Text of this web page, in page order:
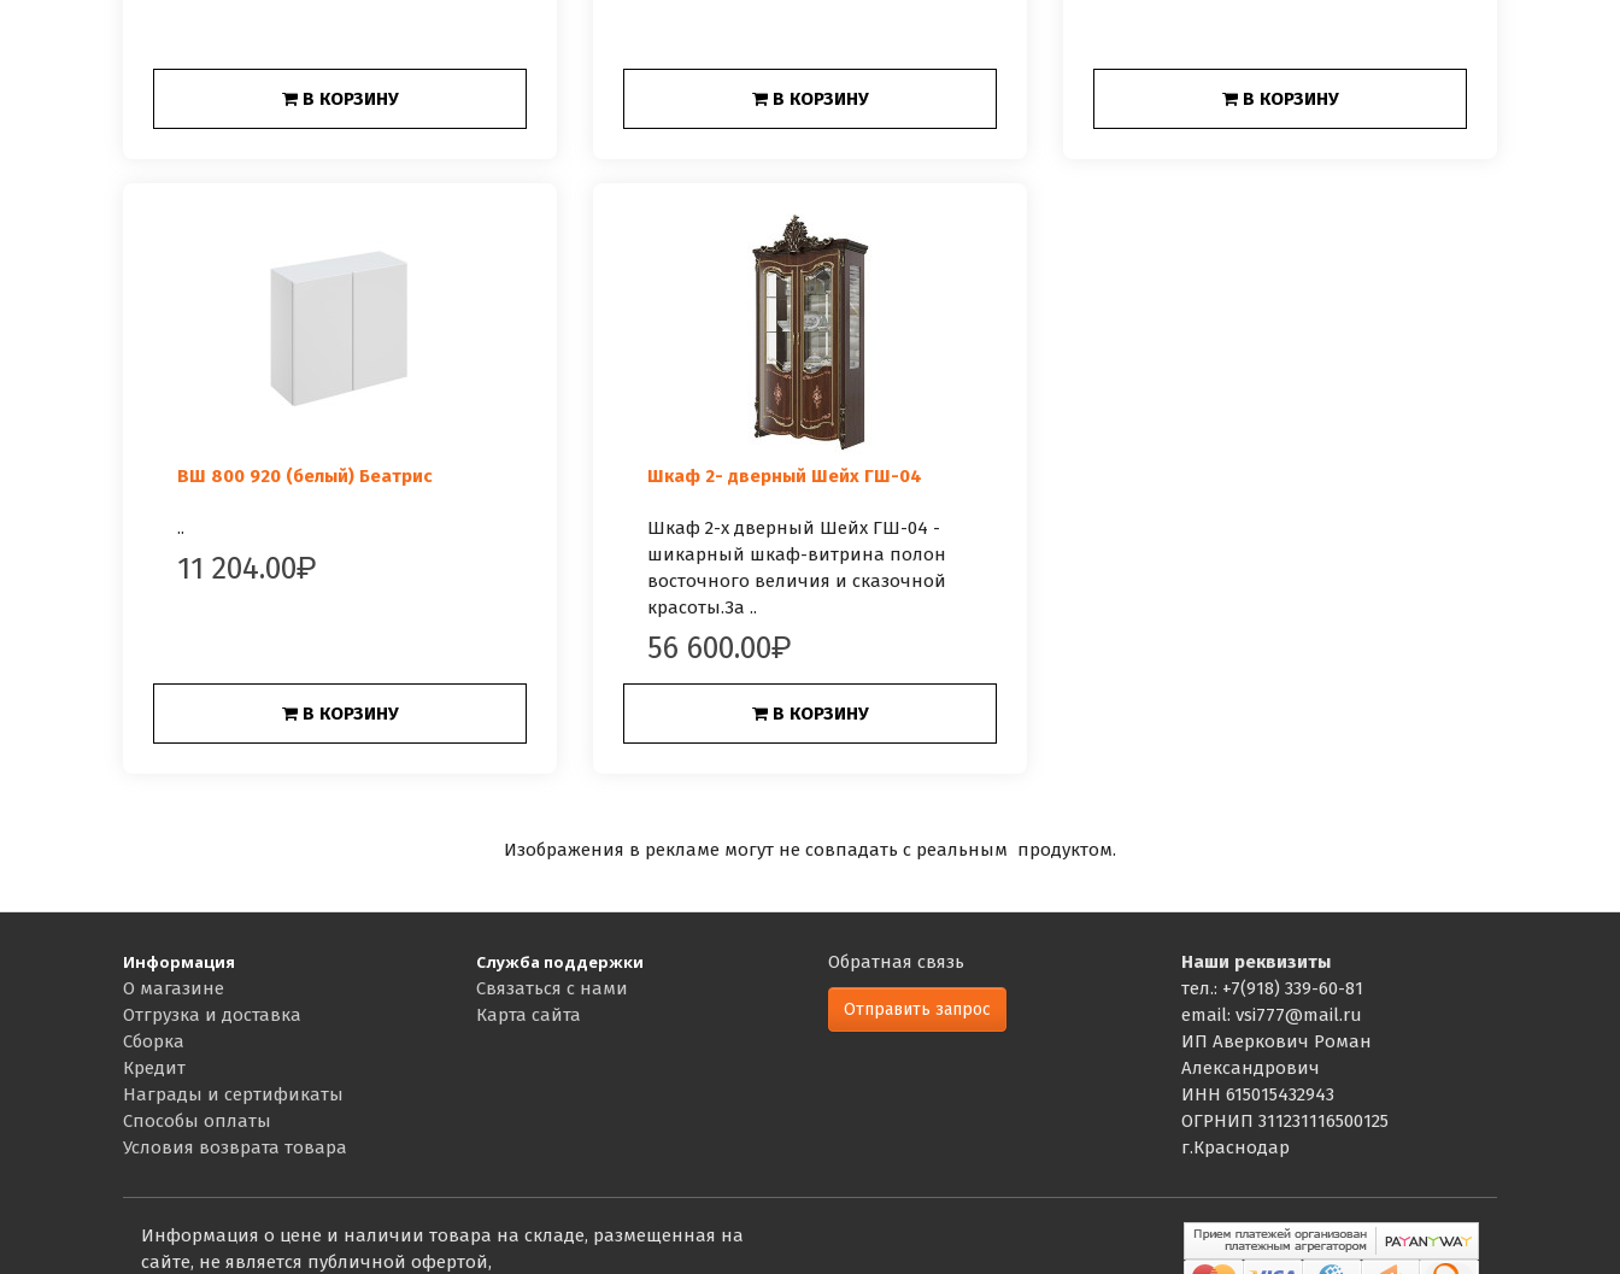
В КОРЗИНУ В КОРЗИНУ В КОРЗИНУ
ВШ 800 920 (белый) Беатрис
..
11 204.00
В КОРЗИНУ
Шкаф 2- дверный Шейх ГШ-04
Шкаф 2-х дверный Шейх ГШ-04 -
шикарный шкаф-витрина полон
восточного величия и сказочной
красоты.За ..
56 600.00
В КОРЗИНУ
Изображения в рекламе могут не совпадать с реальным продуктом.
Информация
О магазине
Отгрузка и доставка
Сборка
Кредит
Награды и сертификаты
Способы оплаты
Условия возврата товара
Служба поддержки
Связаться с нами
Карта сайта
Обратная связь
Отправить запрос
Наши реквизиты
тел.: +7(918) 339-60-81
email: vsi777@mail.ru
ИП Аверкович Роман
Александрович
ИНН 615015432943
ОГРНИП 311231116500125
г.Краснодар
Информация о цене и наличии товара на складе, размещенная на
сайте, не является публичной офертой,